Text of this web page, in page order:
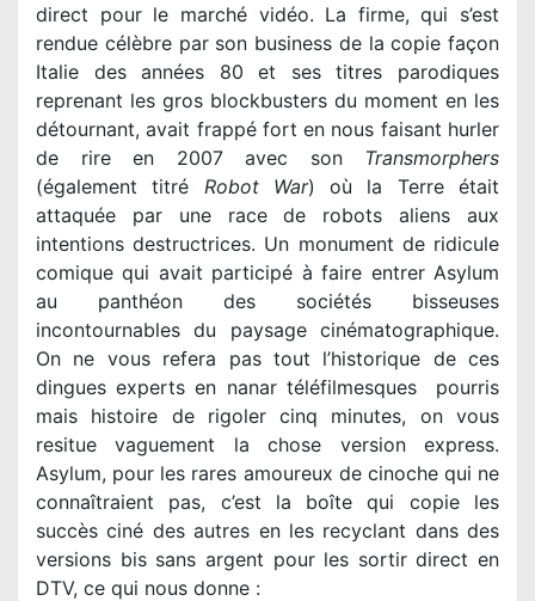
direct pour le marché vidéo. La firme, qui s’est
rendue célèbre par son business de la copie façon
Italie des années 80 et ses titres parodiques
reprenant les gros blockbusters du moment en les
détournant, avait frappé fort en nous faisant hurler
de rire en 2007 avec son Transmorphers
(également titré Robot War) où la Terre était
attaquée par une race de robots aliens aux
intentions destructrices. Un monument de ridicule
comique qui avait participé à faire entrer Asylum
au panthéon des sociétés bisseuses
incontournables du paysage cinématographique.
On ne vous refera pas tout l’historique de ces
dingues experts en nanar téléfilmesques pourris
mais histoire de rigoler cinq minutes, on vous
resitue vaguement la chose version express.
Asylum, pour les rares amoureux de cinoche qui ne
connaîtraient pas, c’est la boîte qui copie les
succès ciné des autres en les recyclant dans des
versions bis sans argent pour les sortir direct en
DTV, ce qui nous donne :